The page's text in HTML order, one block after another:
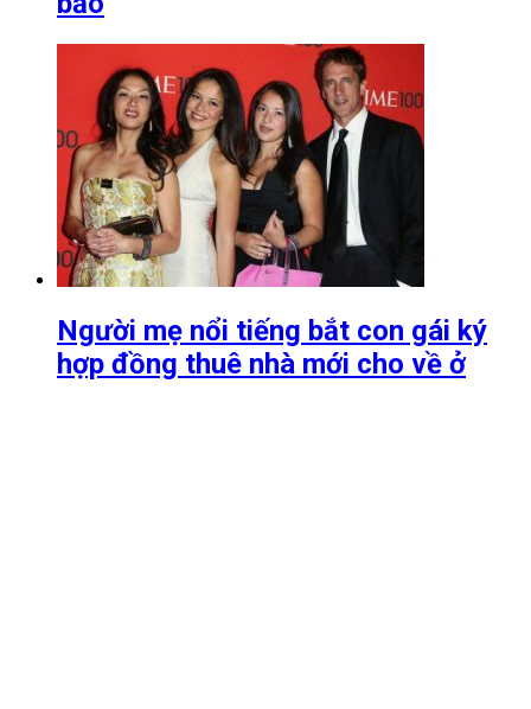
Người mẹ nổi tiếng bắt con gái ký
hợp đồng thuê nhà mới cho về ở